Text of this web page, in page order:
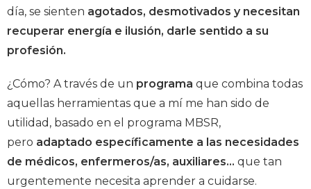
día, se sienten agotados, desmotivados y necesitan
recuperar energía e ilusión, darle sentido a su
profesión.
¿Cómo? A través de un programa que combina todas
aquellas herramientas que a mí me han sido de
utilidad, basado en el programa MBSR,
pero adaptado específicamente a las necesidades
de médicos, enfermeros/as, auxiliares… que tan
urgentemente necesita aprender a cuidarse.